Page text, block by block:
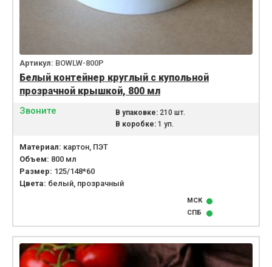
Артикул: BOWLW-800P
Белый контейнер круглый с купольной
прозрачной крышкой, 800 мл
Звоните В упаковке:210 шт.
В коробке:1 уп.
Материал: картон, ПЭТ
Объем: 800 мл
Размер: 125/148*60
Цвета: белый, прозрачный
МСК
СПБ